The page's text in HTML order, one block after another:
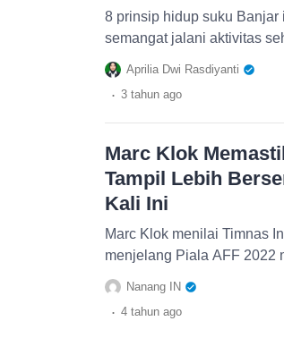
8 prinsip hidup suku
semangat jalani aktivitas
Aprilia Dwi Rasdiyanti
. 3 tahun ago
Marc Klok
Tampil Lebih
Kali Ini
Marc Klok menilai Timnas Indonesia yang sudah menjalani latihan keras
menjelang Piala AFF 2022
Nanang IN
. 4 tahun ago